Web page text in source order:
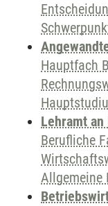
Hauptfach
Lehramt
Berufliche
Allgemeine